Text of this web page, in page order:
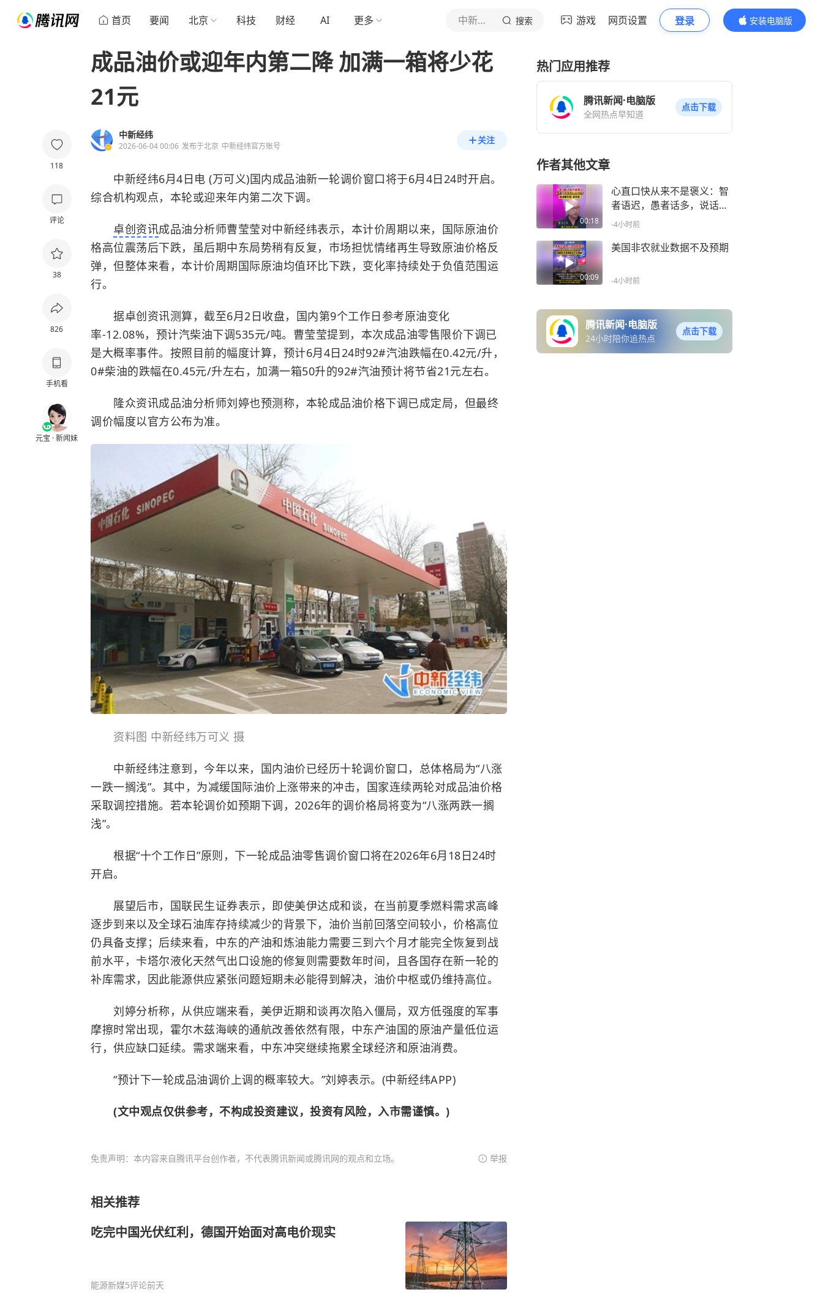
首页 要闻 北京 科技 财经 AI 更多 中新经纬 搜索 游戏 网页设置 登录
安装电脑版
内容更精彩
118
评论
38
826
手机看
元宝 · 新闻妹
成品油价或迎年内第二降 加满一箱将少花
21元
中新经纬
2026-06-04 00:06 发布于北京 中新经纬官方账号
关注
中新经纬6月4日电 (万可义)国内成品油新一轮调价窗口将于6月4日24时开启。
综合机构观点，本轮或迎来年内第二次下调。
卓创资讯成品油分析师曹莹莹对中新经纬表示，本计价周期以来，国际原油价
格高位震荡后下跌，虽后期中东局势稍有反复，市场担忧情绪再生导致原油价格反
弹，但整体来看，本计价周期国际原油均值环比下跌，变化率持续处于负值范围运
行。
据卓创资讯测算，截至6月2日收盘，国内第9个工作日参考原油变化
率-12.08%，预计汽柴油下调535元/吨。曹莹莹提到，本次成品油零售限价下调已
是大概率事件。按照目前的幅度计算，预计6月4日24时92#汽油跌幅在0.42元/升，
0#柴油的跌幅在0.45元/升左右，加满一箱50升的92#汽油预计将节省21元左右。
隆众资讯成品油分析师刘婷也预测称，本轮成品油价格下调已成定局，但最终
调价幅度以官方公布为准。
资料图 中新经纬万可义 摄
中新经纬注意到，今年以来，国内油价已经历十轮调价窗口，总体格局为“八涨
一跌一搁浅”。其中，为减缓国际油价上涨带来的冲击，国家连续两轮对成品油价格
采取调控措施。若本轮调价如预期下调，2026年的调价格局将变为“八涨两跌一搁
浅”。
根据“十个工作日”原则，下一轮成品油零售调价窗口将在2026年6月18日24时
开启。
展望后市，国联民生证券表示，即使美伊达成和谈，在当前夏季燃料需求高峰
逐步到来以及全球石油库存持续减少的背景下，油价当前回落空间较小，价格高位
仍具备支撑；后续来看，中东的产油和炼油能力需要三到六个月才能完全恢复到战
前水平，卡塔尔液化天然气出口设施的修复则需要数年时间，且各国存在新一轮的
补库需求，因此能源供应紧张问题短期未必能得到解决，油价中枢或仍维持高位。
刘婷分析称，从供应端来看，美伊近期和谈再次陷入僵局，双方低强度的军事
摩擦时常出现，霍尔木兹海峡的通航改善依然有限，中东产油国的原油产量低位运
行，供应缺口延续。需求端来看，中东冲突继续拖累全球经济和原油消费。
“预计下一轮成品油调价上调的概率较大。”刘婷表示。(中新经纬APP)
(文中观点仅供参考，不构成投资建议，投资有风险，入市需谨慎。)
免责声明：本内容来自腾讯平台创作者，不代表腾讯新闻或腾讯网的观点和立场。 举报
相关推荐
吃完中国光伏红利，德国开始面对高电价现实
能源新媒5评论前天
热门应用推荐
腾讯新闻·电脑版
全网热点早知道
点击下载
作者其他文章
00:18
心直口快从来不是褒义：智
者语迟，愚者话多，说话慢
半拍，没坏处
-4小时前
00:09
美国非农就业数据不及预期
-4小时前
腾讯新闻·电脑版
24小时陪你追热点
点击下载